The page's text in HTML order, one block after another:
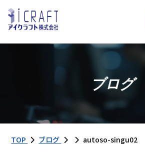
ブログ
TOP ブログ autoso-singu02